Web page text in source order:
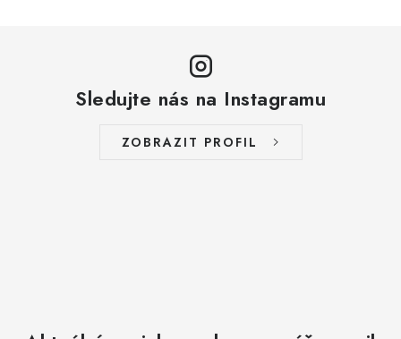
Sledujte nás na Instagramu
ZOBRAZIT PROFIL